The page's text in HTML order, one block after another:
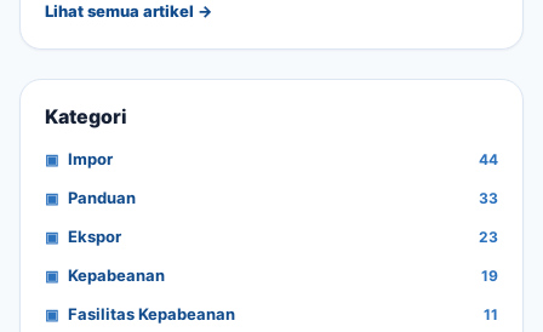
Lihat semua artikel →
Kategori
Impor 44
Panduan 33
Ekspor 23
Kepabeanan 19
Fasilitas Kepabeanan 11